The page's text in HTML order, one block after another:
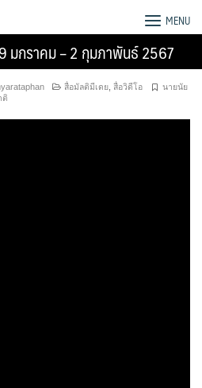
MENU
มกราคม – 2 กุมภาพันธ์ 2567
สื่อมัลติมีเดย สื่อวิดีโอ
นายนัย
ติ